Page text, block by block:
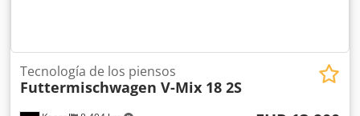
Tecnología de los piensos
Futtermischwagen V-Mix 18 2S